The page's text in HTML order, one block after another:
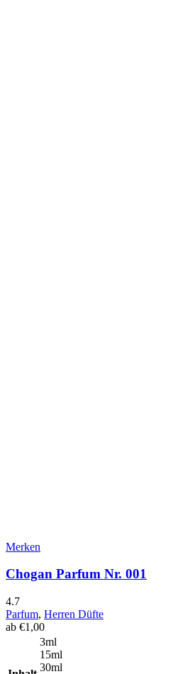
Merken
Chogan Parfum Nr. 001
4.7
Parfum, Herren Düfte
ab €1,00
3ml
15ml
30ml